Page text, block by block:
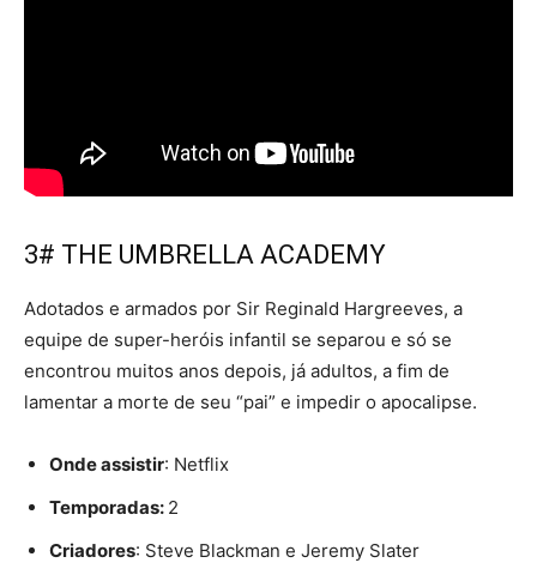
3# THE UMBRELLA ACADEMY
Adotados e armados por Sir Reginald Hargreeves, a
equipe de super-heróis infantil se separou e só se
encontrou muitos anos depois, já adultos, a fim de
lamentar a morte de seu “pai” e impedir o apocalipse.
Onde assistir: Netflix
Temporadas: 2
Criadores: Steve Blackman e Jeremy Slater